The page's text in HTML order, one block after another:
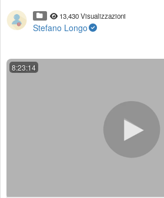
13,430 Visualizzazioni
Stefano Longo
8:23:14